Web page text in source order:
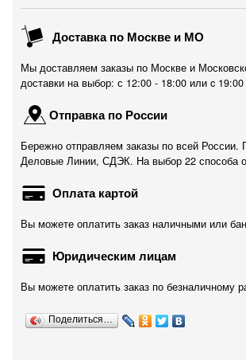
Доставка по Москве и МО
Мы доставляем заказы по Москве и
доставки на выбор: с 12:00 - 18:00 или c
Отправка по России
Бережно отправляем заказы по всей России.
Деловые Линии, СДЭК. На выбор 22 способа
Оплата картой
Вы можете оплатить заказ наличными или
Юридическим лицам
Вы можете оплатить заказ по безналичному
Поделиться…